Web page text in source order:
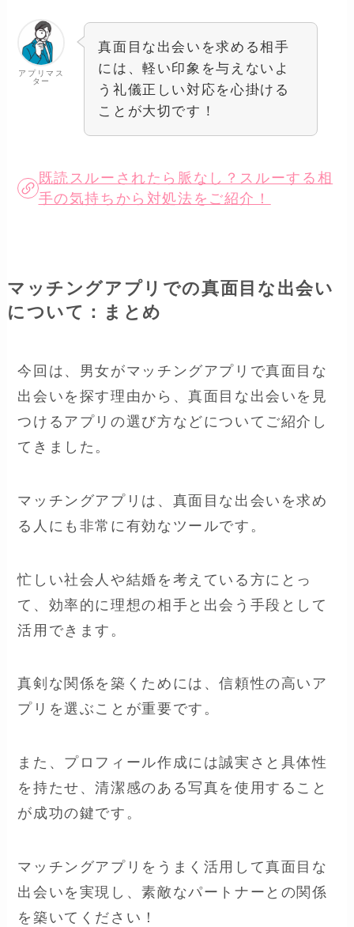
アプリマス
ター
真面目な出会いを求める相手
には、軽い印象を与えないよ
う礼儀正しい対応を心掛ける
ことが大切です！
既読スルーされたら脈なし？スルーする相
手の気持ちから対処法をご紹介！
マッチングアプリでの真面目な出会い
について：まとめ
今回は、男女がマッチングアプリで真面目な
出会いを探す理由から、真面目な出会いを見
つけるアプリの選び方などについてご紹介し
てきました。
マッチングアプリは、真面目な出会いを求め
る人にも非常に有効なツールです。
忙しい社会人や結婚を考えている方にとっ
て、効率的に理想の相手と出会う手段として
活用できます。
真剣な関係を築くためには、信頼性の高いア
プリを選ぶことが重要です。
また、プロフィール作成には誠実さと具体性
を持たせ、清潔感のある写真を使用すること
が成功の鍵です。
マッチングアプリをうまく活用して真面目な
出会いを実現し、素敵なパートナーとの関係
を築いてください！